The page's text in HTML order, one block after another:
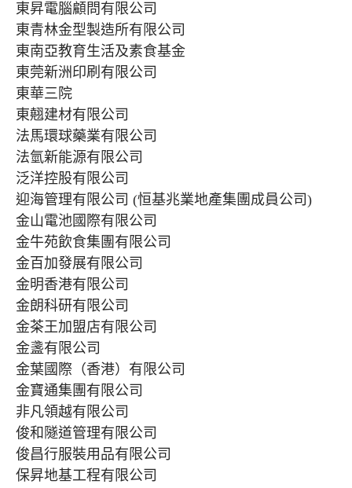
東昇電腦顧問有限公司
東青林金型製造所有限公司
東南亞教育生活及素食基金
東莞新洲印刷有限公司
東華三院
東翹建材有限公司
法馬環球藥業有限公司
法氫新能源有限公司
泛洋控股有限公司
迎海管理有限公司 (恒基兆業地產集團成員公司)
金山電池國際有限公司
金牛苑飲食集團有限公司
金百加發展有限公司
金明香港有限公司
金朗科研有限公司
金茶王加盟店有限公司
金盞有限公司
金葉國際（香港）有限公司
金寶通集團有限公司
非凡領越有限公司
俊和隧道管理有限公司
俊昌行服裝用品有限公司
保昇地基工程有限公司